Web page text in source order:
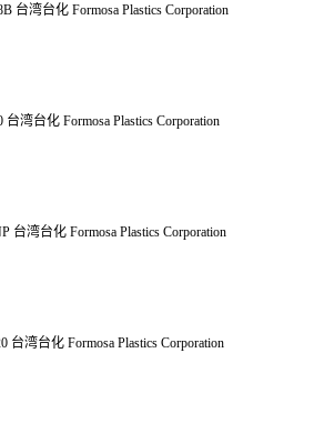
台湾台化 Formosa Plastics Corporation
湾台化 Formosa Plastics Corporation
台湾台化 Formosa Plastics Corporation
台湾台化 Formosa Plastics Corporation